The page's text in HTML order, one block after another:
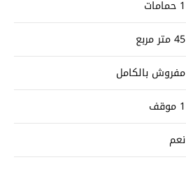
1 حمامات
45 متر مربع
مفروش بالكامل
1 موقف
نعم